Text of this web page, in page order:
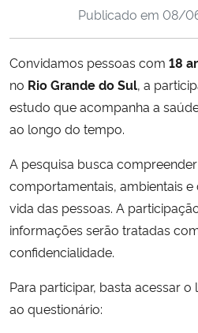
Ministério da Cidadania
Ministério da Ciência, Tecnologia,
Ministério do Meio Ambiente
Controladoria-Geral da União
Publicado em 08/
Convidamos pessoas com 18
no Rio Grande do Sul, a
estudo que acompanha a
ao longo do tempo.
A pesquisa busca
comportamentais, ambientais
vida das pessoas. A
informações serão tratadas
confidencialidade.
Para participar, basta acessar
ao questionário: